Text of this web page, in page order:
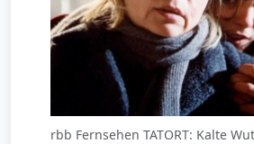
rbb Fernsehen TATORT: Kalte